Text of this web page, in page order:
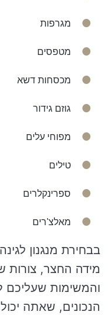
מגרפות
מטפסים
מכסחות דשא
גוזם גידור
מפוחי עלים
טילים
ספרינקלרים
מאלצ'רים
בבחירת מנגנון
מידה החצר,
והמשימות שעליכם
הנכונים, שאתה